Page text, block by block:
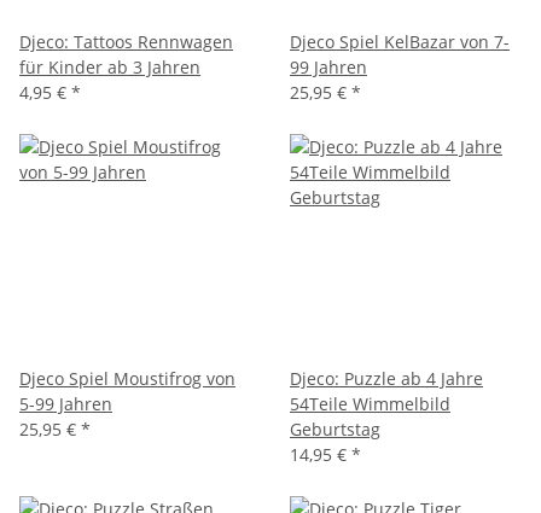
Djeco: Tattoos Rennwagen
für Kinder ab 3 Jahren
4,95 € *
Djeco Spiel KelBazar von 7-
99 Jahren
25,95 € *
Djeco Spiel Moustifrog von
5-99 Jahren
25,95 € *
Djeco: Puzzle ab 4 Jahre
54Teile Wimmelbild
Geburtstag
14,95 € *